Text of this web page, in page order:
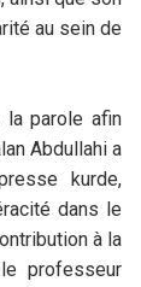
au sein de
la parole afin
Abdullahi a
kurde,
dans le
à la
professeur